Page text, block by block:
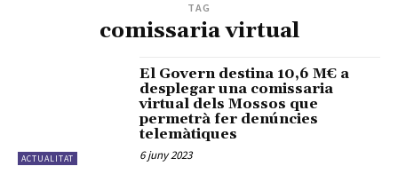
TAG
comissaria virtual
ACTUALITAT
El Govern destina 10,6 M€ a
desplegar una comissaria
virtual dels Mossos que
permetrà fer denúncies
telemàtiques
6 juny 2023